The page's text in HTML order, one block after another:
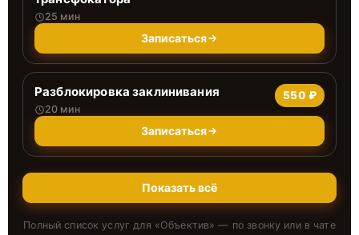
25 мин
Записаться
Разблокировка заклинивания
20 мин
550 ₽
Записаться
Показать всё
Полный список услуг для «Объектив» — по звонку или в чате